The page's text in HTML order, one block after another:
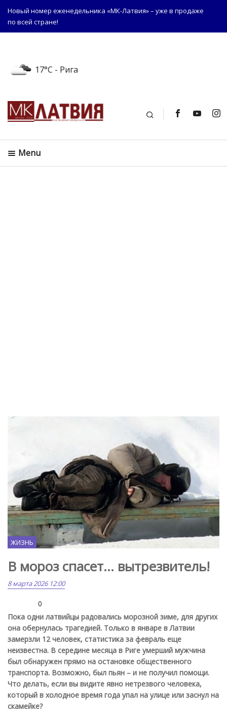
Новый номер еженедельника «МК-Латвия» – уже в продаже
по всей стране!
17°C - Рига
Поиск
Menu
ЖИЗНЬ
В мороз спасет… вытрезвитель!
8 марта 2026 12:00
0
Пока одни латвийцы радовались морозной зиме, для других
она обернулась трагедией. Только в январе в Латвии
замерзли 12 человек, статистика за февраль еще
неизвестна. В середине месяца в Риге умерший мужчина
был обнаружен прямо на остановке общественного
транспорта. Возможно, был пьян – и не получил помощи.
Что делать, если вы видите явно нетрезвого человека,
который в холодное время года упал на улице или заснул на
скамейке?